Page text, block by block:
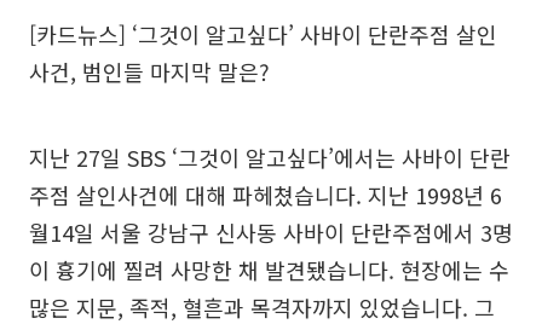
[카드뉴스] ‘그것이 알고싶다’ 사바이 단란주점 살인
사건, 범인들 마지막 말은?
지난 27일 SBS ‘그것이 알고싶다’에서는 사바이 단란
주점 살인사건에 대해 파헤쳤습니다. 지난 1998년 6
월14일 서울 강남구 신사동 사바이 단란주점에서 3명
이 흉기에 찔려 사망한 채 발견됐습니다. 현장에는 수
많은 지문, 족적, 혈흔과 목격자까지 있었습니다. 그